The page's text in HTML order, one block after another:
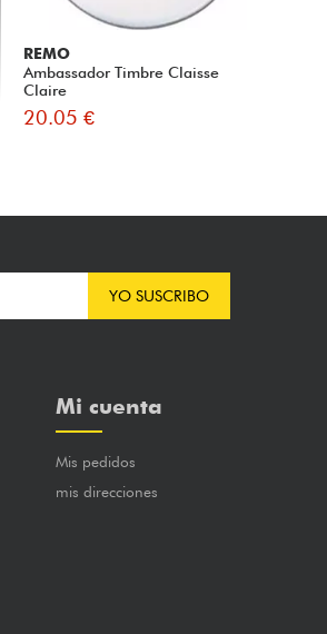
REMO
Ambassador Timbre Claisse
Claire
20.05 €
YO SUSCRIBO
Mi cuenta
Mis pedidos
mis direcciones